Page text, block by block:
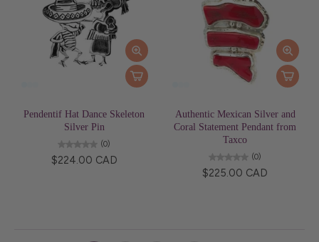
Pendentif Hat Dance Skeleton
Silver Pin
(0)
$224.00 CAD
Authentic Mexican Silver and
Coral Statement Pendant from
Taxco
(0)
$225.00 CAD